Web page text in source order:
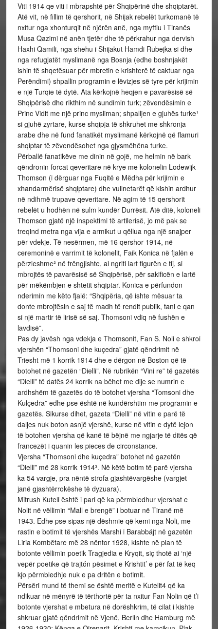
Viti 1914 qe viti i mbrapshtë për Shqipërinë dhe shqiptarët.
Atë vit, në fillim të qershorit, në Shijak rebelët turkomanë të
nxitur nga xhonturqit në njërën anë, nga myftiu i Tiranës
Musa Qazimi në anën tjetër dhe të përkrahur nga dervish
Haxhi Qamili, nga shehu i Shijakut Hamdi Rubejka si dhe
nga refugjatët myslimanë nga Bosnja (edhe boshnjakët
ishin të shqetësuar për mbretin e krishterë të caktuar nga
Perëndimi) shpallin programin e lëvizjes së tyre për krijimin
e një Turqie të dytë. Ata kërkojnë heqjen e pavarësisë së
Shqipërisë dhe rikthim në sundimin turk; zëvendësimin e
Princ Vidit me një princ mysliman; shpalljen e gjuhës turke¹
si gjuhë zyrtare, kurse shqipja të shkruhet me shkronja
arabe dhe në fund fanatikët myslimanë kërkojnë që flamuri
shqiptar të zëvendësohet nga gjysmëhëna turke.
Përballë fanatikëve me dinin në gojë, me helmin në bark
qëndronin forcat qeveritare në krye me kolonelin Lodewijk
Thomson (i dërguar nga Fuqitë e Mëdha për krijimin e
xhandarmërisë shqiptare) dhe vullnetarët që kishin ardhur
në ndihmë trupave qeveritare. Në agim të 15 qershorit
rebelët u hodhën në sulm kundër Durrësit. Atë ditë, koloneli
Thomson gjatë një inspektimi të artilerisë, jo më pak se
treqind metra nga vija e armikut u qëllua nga një snajper
për vdekje. Të nesërmen, më 16 qershor 1914, në
ceremoninë e varrimit të kolonelit, Faik Konica në fjalën e
përzieshme² në frëngjishte, ai ngriti lart figurën e tij, si
mbrojtës të pavarësisë së Shqipërisë, për sakificën e lartë
për mëkëmbjen e shtetit shqiptar. Konica e përfundon
nderimin me këto fjalë: “Shqipëria, që ishte mësuar ta
donte mbrojtësin e saj të madh të rendit publik, tani e qan
si një martir të lirisë së saj. Thomsoni vdiq në fushën e
lavdisë”.
Pas dy javësh nga vdekja e Thomsonit, Fan S. Noli e shkroi
vjershën “Thomsoni dhe kuçedra” gjatë qëndrimit në
Triesht më 1 korrik 1914 dhe e dërgon në Boston që të
botohet në gazetën “Dielli”. Në rubrikën “Vini re” të gazetës
“Dielli” të datës 24 korrik na bëhet me dije se numrin e
ardhshëm të gazetës do të botohet vjersha “Tomsoni dhe
Kulçedra” edhe pse është në kundërshtim me programin e
gazetës. Sikurse dihet, gazeta “Dielli” në vitin e parë të
daljes nuk boton asnjë vjershë, kurse në vitin e dytë lejon
të botohen vjersha që kanë të bëjnë me ngjarje të ditës që
francezët i quanin les pieces de circonstance.
Vjersha “Thomsoni dhe kuçedra” botohet në gazetën
“Dielli” më 28 korrik 1914³. Në këtë botim të parë vjersha
ka 54 vargje, pra nëntë strofa gjashtëvargëshe (vargjet
janë gjashtërrokëshe të dyzuara).
Mitrush Kuteli është i pari që ka përmbledhur vjershat e
Nolit në vëllimin “Mall e brengë” i botuar në Tiranë më
1943. Edhe pse sipas një dëshmie që kemi nga Noli, me
rastin e botimit të vjershës Marshi i Barabbájt në gazetën
Liria Kombëtare më 28 nëntor 1928, kishte në plan të
botonte vëllimin poetik Tragjedia e Kryqit, siç thotë ai ‘një
vepër poetike që trajtón pësimet e Krishtit’ e për fat të keq
kjo përmbledhje nuk e pa dritën e botimit.
Përsëri mund të themi se është meritë e Kutelit4 që ka
ndikuar në mënyrë të tërthortë për ta nxitur Fan Nolin që t’i
botonte vjershat e mbetura në dorëshkrim, të cilat i kishte
shkruar gjatë qëndrimit në Vjenë, Berlin dhe Hamburg më